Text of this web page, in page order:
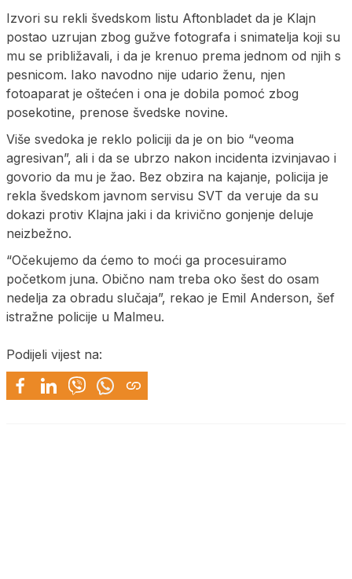
Izvori su rekli švedskom listu Aftonbladet da je Klajn
postao uzrujan zbog gužve fotografa i snimatelja koji su
mu se približavali, i da je krenuo prema jednom od njih s
pesnicom. Iako navodno nije udario ženu, njen
fotoaparat je oštećen i ona je dobila pomoć zbog
posekotine, prenose švedske novine.
Više svedoka je reklo policiji da je on bio “veoma
agresivan”, ali i da se ubrzo nakon incidenta izvinjavao i
govorio da mu je žao. Bez obzira na kajanje, policija je
rekla švedskom javnom servisu SVT da veruje da su
dokazi protiv Klajna jaki i da krivično gonjenje deluje
neizbežno.
“Očekujemo da ćemo to moći ga procesuiramo
početkom juna. Obično nam treba oko šest do osam
nedelja za obradu slučaja”, rekao je Emil Anderson, šef
istražne policije u Malmeu.
Podijeli vijest na: